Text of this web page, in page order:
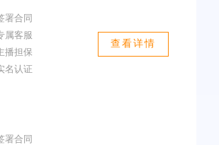
署合同
属客服
播担保
名认证
查看详情
署合同